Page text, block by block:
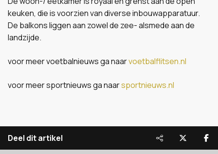
keuken, die is voorzien van diverse inbouwapparatuur.
De balkons liggen aan zowel de zee- alsmede aan de
landzijde.
voor meer voetbalnieuws ga naarvoetbalflitsen.nl
voor meer sportnieuws ga naarsportnieuws.nl
Deel dit artikel